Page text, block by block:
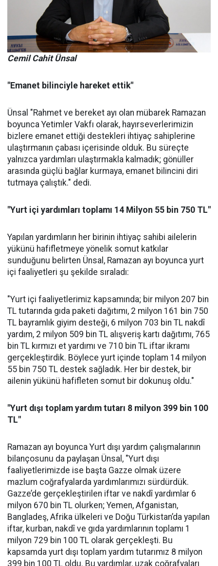
Cemil Cahit Ünsal
"Emanet bilinciyle hareket ettik"
Ünsal "Rahmet ve bereket ayı olan mübarek Ramazan
boyunca Yetimler Vakfı olarak, hayırseverlerimizin
bizlere emanet ettiği destekleri ihtiyaç sahiplerine
ulaştırmanın çabası içerisinde olduk. Bu süreçte
yalnızca yardımları ulaştırmakla kalmadık; gönüller
arasında güçlü bağlar kurmaya, emanet bilincini diri
tutmaya çalıştık." dedi.
"Yurt içi yardımları toplamı 14 Milyon 55 bin 750 TL"
Yapılan yardımların her birinin ihtiyaç sahibi ailelerin
yükünü hafifletmeye yönelik somut katkılar
sunduğunu belirten Ünsal, Ramazan ayı boyunca yurt
içi faaliyetleri şu şekilde sıraladı:
"Yurt içi faaliyetlerimiz kapsamında; bir milyon 207 bin
TL tutarında gıda paketi dağıtımı, 2 milyon 161 bin 750
TL bayramlık giyim desteği, 6 milyon 703 bin TL nakdî
yardım, 2 milyon 509 bin TL alışveriş kartı dağıtımı, 765
bin TL kırmızı et yardımı ve 710 bin TL iftar ikramı
gerçekleştirdik. Böylece yurt içinde toplam 14 milyon
55 bin 750 TL destek sağladık. Her bir destek, bir
ailenin yükünü hafifleten somut bir dokunuş oldu."
"Yurt dışı toplam yardım tutarı 8 milyon 399 bin 100
TL"
Ramazan ayı boyunca Yurt dışı yardım çalışmalarının
bilançosunu da paylaşan Ünsal, "Yurt dışı
faaliyetlerimizde ise başta Gazze olmak üzere
mazlum coğrafyalarda yardımlarımızı sürdürdük.
Gazze’de gerçekleştirilen iftar ve nakdî yardımlar 6
milyon 670 bin TL olurken; Yemen, Afganistan,
Bangladeş, Afrika ülkeleri ve Doğu Türkistan’da yapılan
iftar, kurban, nakdî ve gıda yardımlarının toplamı 1
milyon 729 bin 100 TL olarak gerçekleşti. Bu
kapsamda yurt dışı toplam yardım tutarımız 8 milyon
399 bin 100 TL oldu. Bu yardımlar, uzak coğrafyaları